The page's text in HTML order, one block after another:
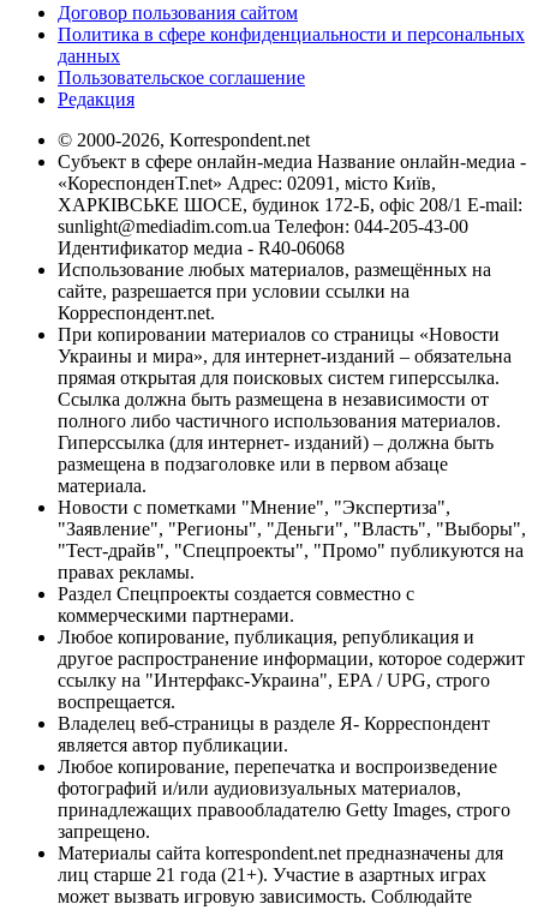
Договор пользования сайтом
Политика в сфере конфиденциальности и персональных
данных
Пользовательское соглашение
Редакция
© 2000-2026, Korrespondent.net
Субъект в сфере онлайн-медиа Название онлайн-медиа -
«КореспонденТ.net» Адрес: 02091, місто Київ,
ХАРКІВСЬКЕ ШОСЕ, будинок 172-Б, офіс 208/1 E-mail:
sunlight@mediadim.com.ua Телефон: 044-205-43-00
Идентификатор медиа - R40-06068
Использование любых материалов, размещённых на
сайте, разрешается при условии ссылки на
Корреспондент.net.
При копировании материалов со страницы «Новости
Украины и мира», для интернет-изданий – обязательна
прямая открытая для поисковых систем гиперссылка.
Ссылка должна быть размещена в независимости от
полного либо частичного использования материалов.
Гиперссылка (для интернет- изданий) – должна быть
размещена в подзаголовке или в первом абзаце
материала.
Новости с пометками "Мнение", "Экспертиза",
"Заявление", "Регионы", "Деньги", "Власть", "Выборы",
"Тест-драйв", "Спецпроекты", "Промо" публикуются на
правах рекламы.
Раздел Спецпроекты создается совместно с
коммерческими партнерами.
Любое копирование, публикация, републикация и
другое распространение информации, которое содержит
ссылку на "Интерфакс-Украина", EPA / UPG, строго
воспрещается.
Владелец веб-страницы в разделе Я- Корреспондент
является автор публикации.
Любое копирование, перепечатка и воспроизведение
фотографий и/или аудиовизуальных материалов,
принадлежащих правообладателю Getty Images, строго
запрещено.
Материалы сайта korrespondent.net предназначены для
лиц старше 21 года (21+). Участие в азартных играх
может вызвать игровую зависимость. Соблюдайте